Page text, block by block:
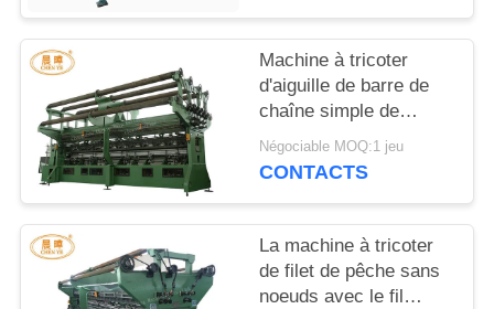
CONFIDENTIALITÉ
Machine à tricoter
d'aiguille de barre de
chaîne simple de
Raschel pour la
fabrication sans
Négociable MOQ:1 jeu
CONTACTS
La machine à tricoter
de filet de pêche sans
noeuds avec le fil